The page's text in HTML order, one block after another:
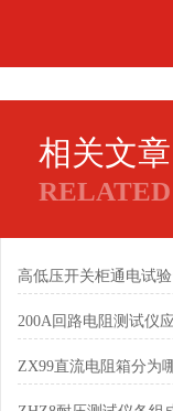
相关文章
高低压开关柜通电试
200A回路电阻测试仪
ZX99直流电阻箱分为